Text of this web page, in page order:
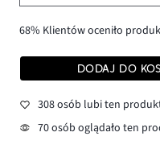
68% Klientów oceniło
DODAJ DO
308 osób lubi ten
70 osób oglądało ten